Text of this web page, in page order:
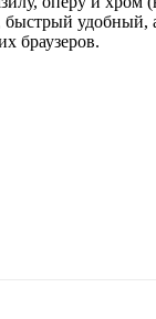
удобный,
браузеров.